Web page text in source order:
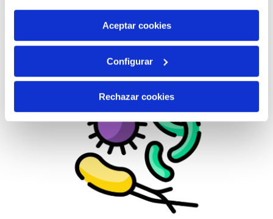
por tanto no se pueden desactivar. Puedes consultar
más información en nuestraPolítica de Cookies
Aceptar cookies
Configurar
Rechazar cookies